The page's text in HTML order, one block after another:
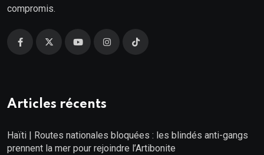
compromis.
Articles récents
Haïti | Routes nationales bloquées : les blindés anti-gangs
prennent la mer pour rejoindre l’Artibonite